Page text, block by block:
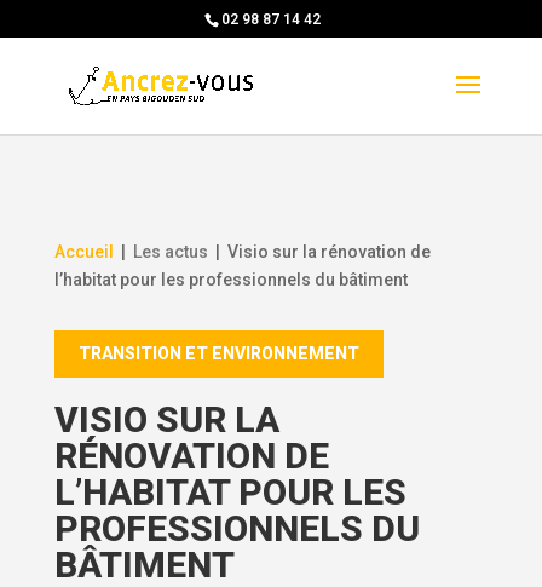
02 98 87 14 42
Accueil Les actus
Visio sur la rénovation de
l’habitat pour les professionnels du bâtiment
TRANSITION ET ENVIRONNEMENT
VISIO SUR LA
RÉNOVATION DE
L’HABITAT POUR LES
PROFESSIONNELS DU
BÂTIMENT